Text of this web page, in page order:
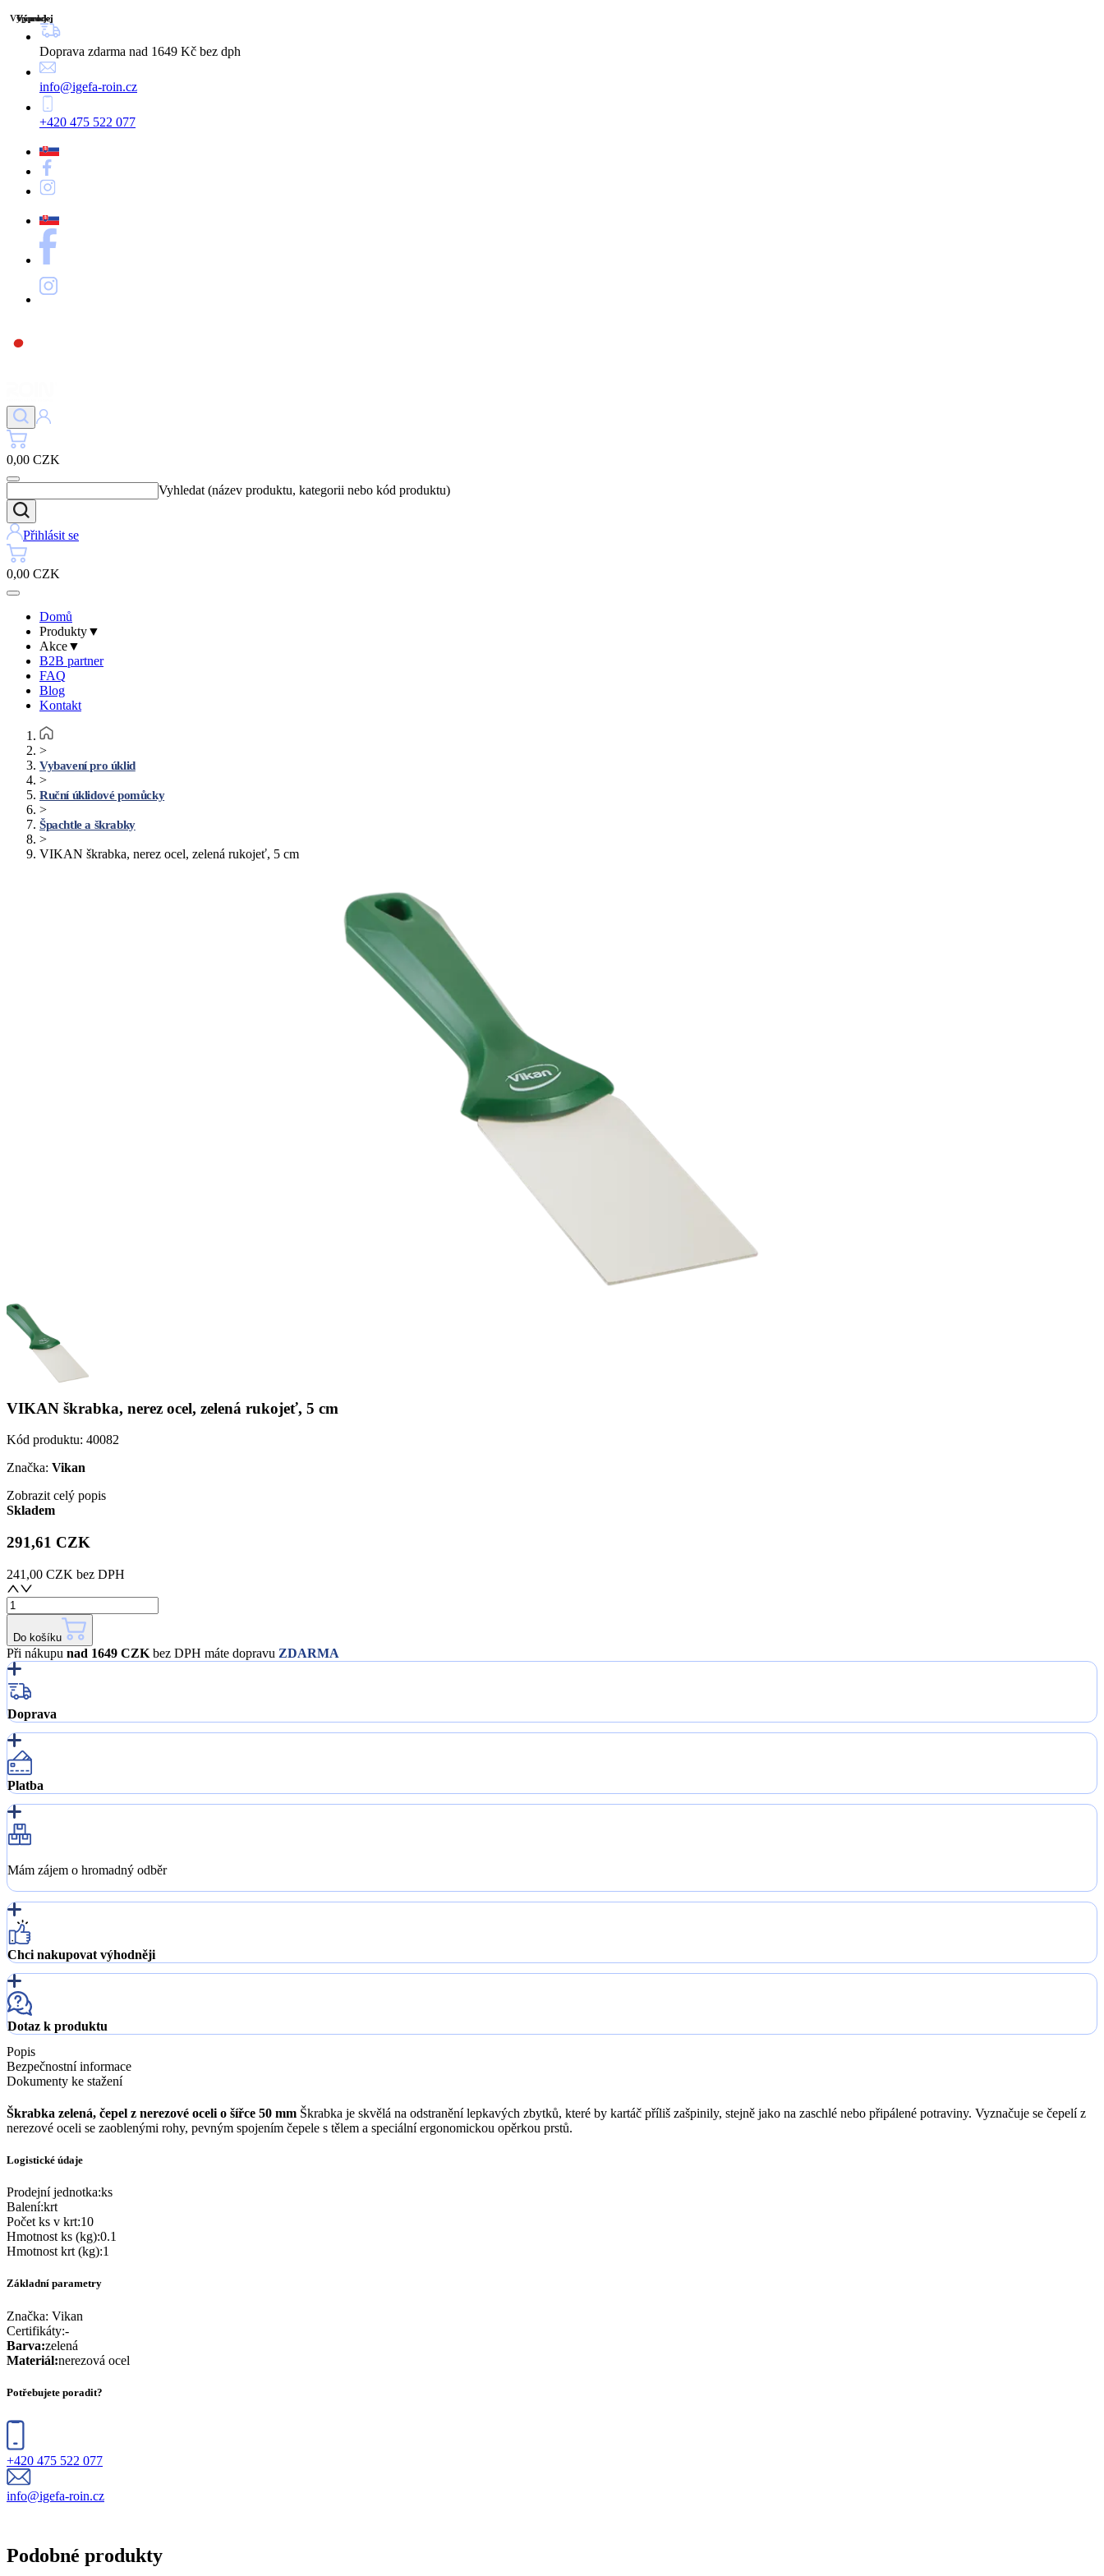
Doprava zdarma nad 1649 Kč bez dph
info@igefa-roin.cz
+420 475 522 077
0,00 CZK
Vyhledat (název produktu, kategorii nebo kód produktu)
Přihlásit se
0,00 CZK
Domů
Produkty▼
Akce▼
B2B partner
FAQ
Blog
Kontakt
>
Vybavení pro úklid
>
Ruční úklidové pomůcky
>
Špachtle a škrabky
>
VIKAN škrabka, nerez ocel, zelená rukojeť, 5 cm
Výprodej
VIKAN škrabka, nerez ocel, zelená rukojeť, 5 cm
Kód produktu: 40082
Značka: Vikan
Zobrazit celý popis
Skladem
291,61 CZK
241,00 CZK bez DPH
Do košíku
Při nákupu nad 1649 CZK bez DPH máte dopravu ZDARMA
Doprava
Platba
Mám zájem o hromadný odběr
Chci nakupovat výhodněji
Dotaz k produktu
Popis
Bezpečnostní informace
Dokumenty ke stažení
Škrabka zelená, čepel z nerezové oceli o šířce 50 mm Škrabka je skvělá na odstranění lepkavých zbytků, které by kartáč příliš zašpinily, stejně jako na zaschlé nebo připálené potraviny. Vyznačuje se čepelí z
nerezové oceli se zaoblenými rohy, pevným spojením čepele s tělem a speciální ergonomickou opěrkou prstů.
Logistické údaje
Prodejní jednotka:ks
Balení:krt
Počet ks v krt:10
Hmotnost ks (kg):0.1
Hmotnost krt (kg):1
Základní parametry
Značka: Vikan
Certifikáty:-
Barva:zelená
Materiál:nerezová ocel
Potřebujete poradit?
+420 475 522 077
info@igefa-roin.cz
Podobné produkty
Výprodej
Výprodej
Výprodej
Výprodej